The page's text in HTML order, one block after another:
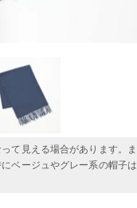
て見える場合があります。ま
ベージュやグレー系の帽子は